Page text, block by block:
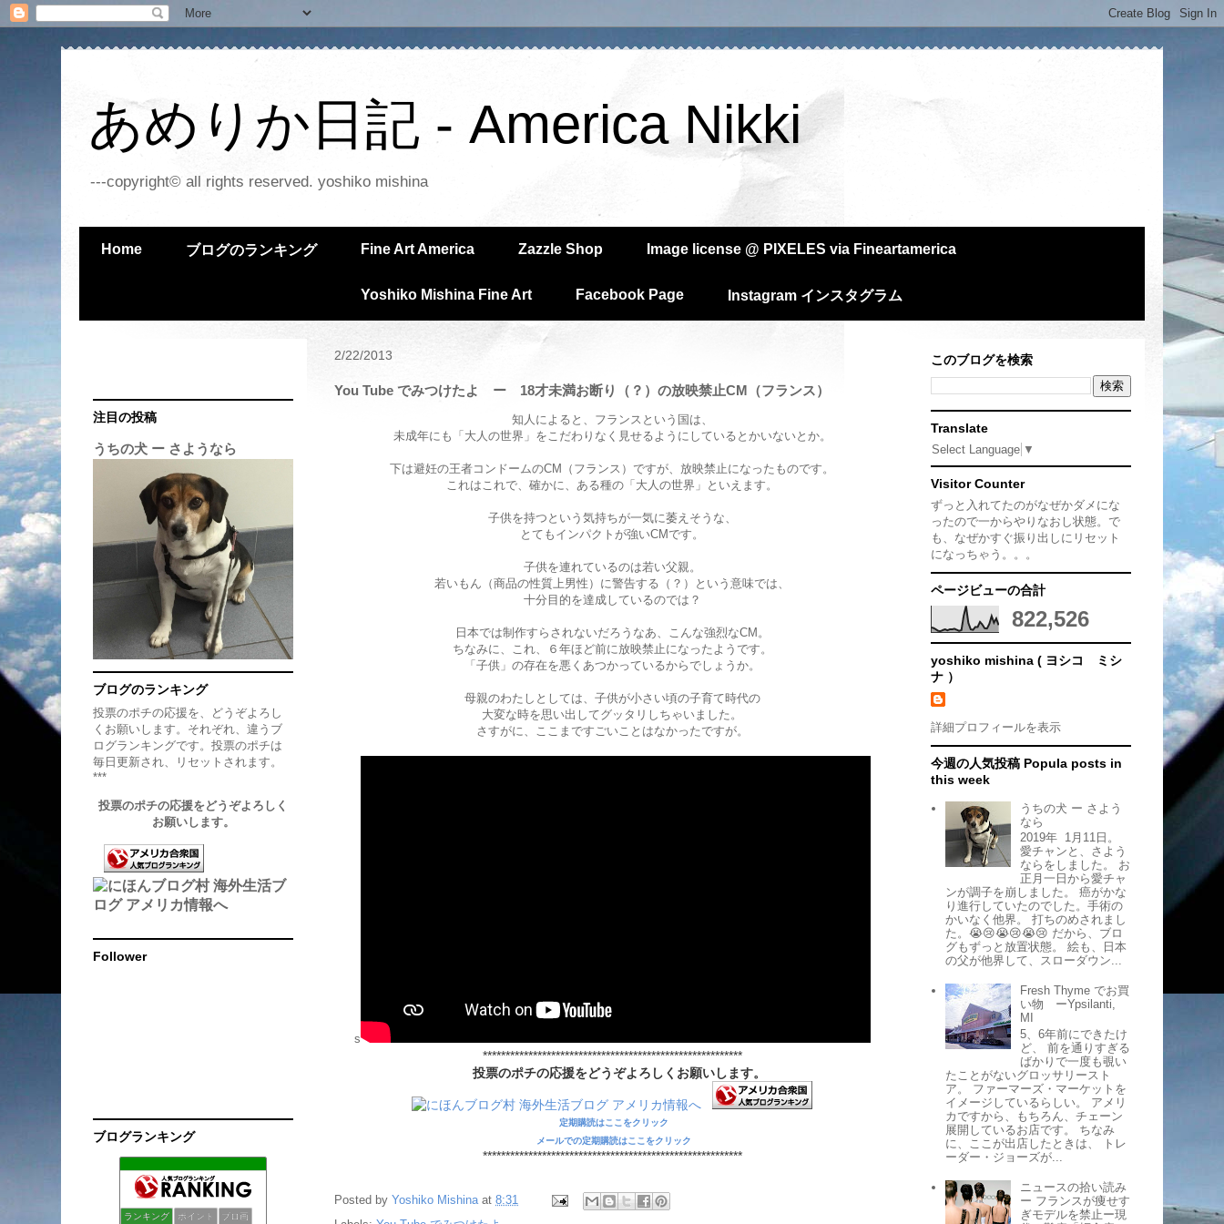
あめりか日記 - America Nikki
---copyright© all rights reserved. yoshiko mishina
Home ブログのランキング Fine Art America Zazzle Shop Image license @ PIXELES via Fineartamerica
Yoshiko Mishina Fine Art Facebook Page Instagram インスタグラム
2/22/2013
You Tube でみつけたよ ー 18才未満お断り（？）の放映禁止CM（フランス）
知人によると、フランスという国は、
未成年にも「大人の世界」をこだわりなく見せるようにしているとかいないとか。
下は避妊の王者コンドームのCM（フランス）ですが、放映禁止になったものです。
これはこれで、確かに、ある種の「大人の世界」といえます。
子供を持つという気持ちが一気に萎えそうな、
とてもインパクトが強いCMです。
子供を連れているのは若い父親。
若いもん（商品の性質上男性）に警告する（？）という意味では、
十分目的を達成しているのでは？
日本では制作すらされないだろうなあ、こんな強烈なCM。
ちなみに、これ、６年ほど前に放映禁止になったようです。
「子供」の存在を悪くあつかっているからでしょうか。
母親のわたしとしては、子供が小さい頃の子育て時代の
大変な時を思い出してグッタリしちゃいました。
さすがに、ここまですごいことはなかったですが。
s
*********************************************************
投票のポチの応援をどうぞよろしくお願いします。
定期購読はここをクリック
メールでの定期購読はここをクリック
*********************************************************
Posted by Yoshiko Mishina at 8:31
注目の投稿
うちの犬 ー さようなら
ブログのランキング
投票のポチの応援を、どうぞよろし
くお願いします。それぞれ、違うブ
ログランキングです。投票のポチは
毎日更新され、リセットされます。
***
投票のポチの応援をどうぞよろしく
お願いします。
Follower
ブログランキング
ランキング ポイント ブロ画
134位 fukufuku日記
135位 Jennyと世界へ
136位 モリー イン パラダイス + オリー＜マウイの日々＞
このブログを検索
Translate
Select Language ▼
Visitor Counter
ずっと入れてたのがなぜかダメにな
ったので一からやりなおし状態。で
も、なぜかすぐ振り出しにリセット
になっちゃう。。。
ページビューの合計
822,526
yoshiko mishina ( ヨシコ ミシ
ナ ）
詳細プロフィールを表示
今週の人気投稿 Popula posts in
this week
うちの犬 ー さよう
なら
2019年 1月11日。
愛チャンと、さよう
ならをしました。 お
正月一日から愛チャ
ンが調子を崩しました。 癌がかな
り進行していたのでした。手術の
かいなく他界。 打ちのめされまし
た。😭😢😭😢😭😢 だから、ブロ
グもずっと放置状態。 絵も、日本
の父が他界して、スローダウン...
Fresh Thyme でお買
い物 ーYpsilanti,
MI
5、6年前にできたけ
ど、 前を通りすぎる
ばかりで一度も覗い
たことがないグロッサリースト
ア。 ファーマーズ・マーケットを
イメージしているらしい。 アメリ
カですから、もちろん、チェーン
展開しているお店です。 ちなみ
に、ここが出店したときは、 トレ
ーダー・ジョーズが...
ニュースの拾い読み
ー フランスが痩せす
ぎモデルを禁止ー現